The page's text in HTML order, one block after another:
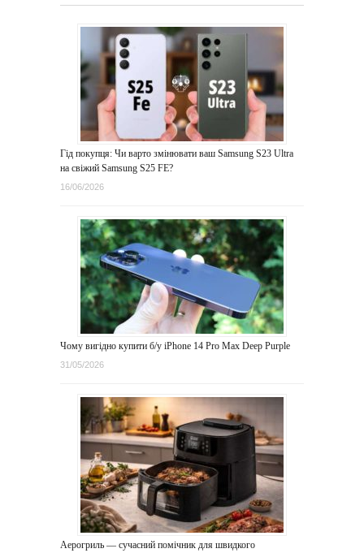
Гід покупця: Чи варто змінювати ваш Samsung S23 Ultra
на свіжий Samsung S25 FE?
16/06/2026
Чому вигідно купити б/у iPhone 14 Pro Max Deep Purple
31/05/2026
Аерогриль — сучасний помічник для швидкого